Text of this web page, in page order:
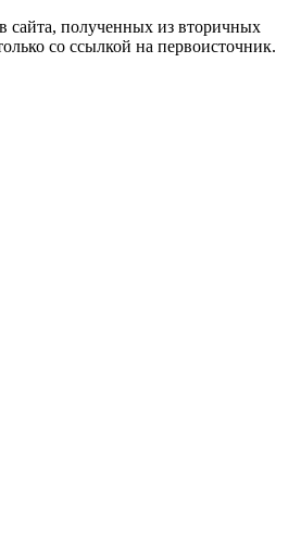
сайта, полученных из вторичных
со ссылкой на первоисточник.